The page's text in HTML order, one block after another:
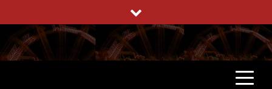
to
content
ENCYKLOPEDIA ŻYCIA
CO WARTO W ŻYCIU WIEDZIEĆ